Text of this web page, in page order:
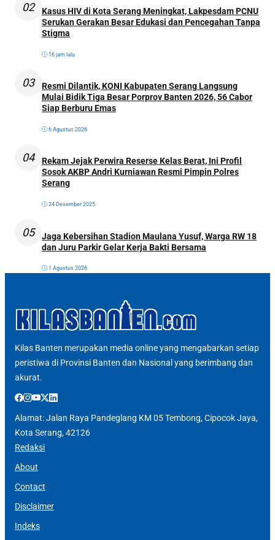
02
Kasus HIV di Kota Serang Meningkat, Lakpesdam PCNU
Serukan Gerakan Besar Edukasi dan Pencegahan Tanpa
Stigma
16 jam lalu
03
Resmi Dilantik, KONI Kabupaten Serang Langsung
Mulai Bidik Tiga Besar Porprov Banten 2026, 56 Cabor
Siap Berburu Emas
6 Agustus 2026
04
Rekam Jejak Perwira Reserse Kelas Berat, Ini Profil
Sosok AKBP Andri Kurniawan Resmi Pimpin Polres
Serang
24 Desember 2025
05
Jaga Kebersihan Stadion Maulana Yusuf, Warga RW 18
dan Juru Parkir Gelar Kerja Bakti Bersama
1 Agustus 2026
Kilas Banten merupakan media online yang mengabarkan setiap
peristiwa di Provinsi Banten dan Nasional yang berimbang dan
akurat.
Alamat: Jalan Raya Pandeglang KM 05 Tembong, Cipocok Jaya,
Kota Serang, 42126
Redaksi
About
Contact
Disclaimer
Indeks